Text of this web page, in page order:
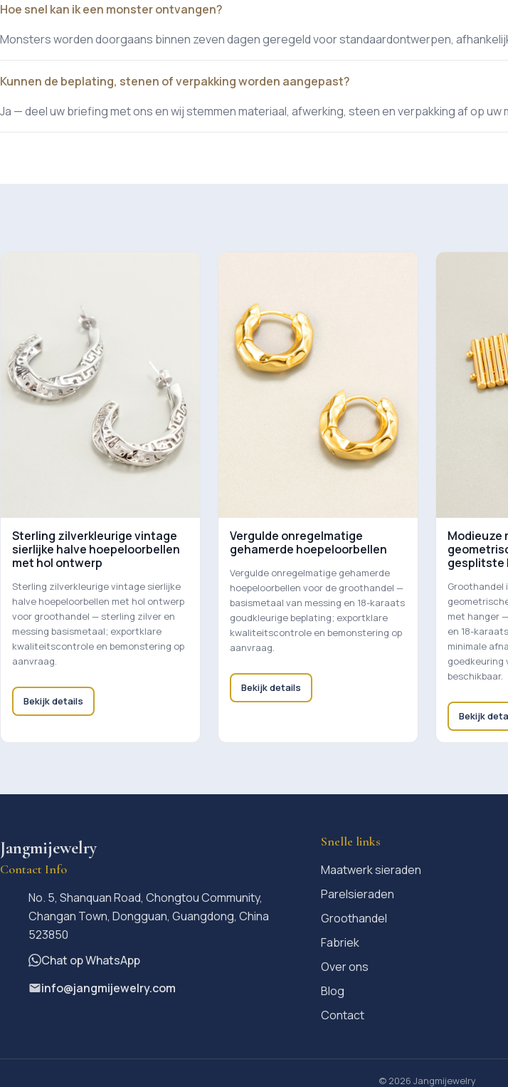
Hoe snel kan ik een monster ontvangen?
Monsters worden doorgaans binnen zeven dagen geregeld voor standaardontwerpen,
Kunnen de beplating, stenen of verpakking worden aangepast?
Ja — deel uw briefing met ons en wij stemmen materiaal, afwerking, steen en verpakking af op
Sterling zilverkleurige vintage
sierlijke halve hoepeloorbellen
met hol ontwerp
Sterling zilverkleurige vintage sierlijke
halve hoepeloorbellen met hol ontwerp
voor groothandel — sterling zilver en
messing basismetaal; exportklare
kwaliteitscontrole en bemonstering op
aanvraag.
Bekijk details
Vergulde onregelmatige
gehamerde hoepeloorbellen
Vergulde onregelmatige gehamerde
hoepeloorbellen voor de groothandel —
basismetaal van messing en 18-karaats
goudkleurige beplating; exportklare
kwaliteitscontrole en bemonstering op
aanvraag.
Bekijk details
Modieuze
gesplitste
Groothandel
met hanger
en 18-
minimale
goedkeuring
beschikbaar.
Bekijk
Jangmijewelry
Contact Info
No. 5, Shanquan Road, Chongtou Community,
Changan Town, Dongguan, Guangdong, China
523850
Chat op WhatsApp
info@jangmijewelry.com
Snelle links
Maatwerk sieraden
Parelsieraden
Groothandel
Fabriek
Over ons
Blog
Contact
© 2026 Jangmijewelry